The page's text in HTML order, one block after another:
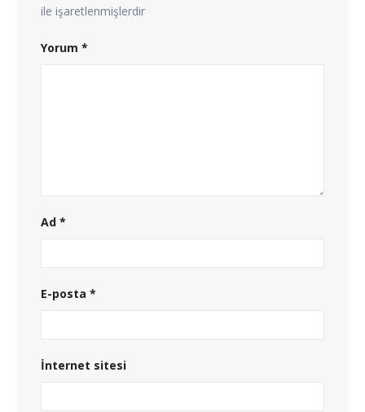
ile işaretlenmişlerdir
Yorum *
Ad *
E-posta *
İnternet sitesi